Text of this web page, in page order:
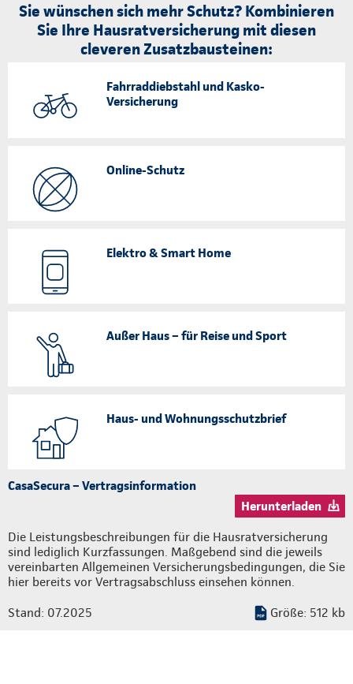
Sie wünschen sich mehr Schutz? Kombinieren
Sie Ihre Hausratversicherung mit diesen
cleveren Zusatzbausteinen:
Fahrraddiebstahl und Kasko-
Versicherung
Online-Schutz
Elektro & Smart Home
Außer Haus – für Reise und Sport
Haus- und Wohnungsschutzbrief
CasaSecura – Vertragsinformation
Herunterladen
Die Leistungsbeschreibungen für die Hausratversicherung
sind lediglich Kurzfassungen. Maßgebend sind die jeweils
vereinbarten Allgemeinen Versicherungsbedingungen, die Sie
hier bereits vor Vertragsabschluss einsehen können.
Stand: 07.2025 Größe: 512 kb